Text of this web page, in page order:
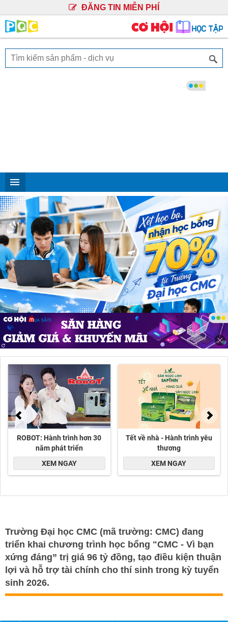
ĐĂNG TIN MIỄN PHÍ
Trường Đại học CMC (mã trường: CMC) đang
triển khai chương trình học bổng "CMC - Vì bạn
xứng đáng” trị giá 96 tỷ đồng, tạo điều kiện thuận
lợi và hỗ trợ tài chính cho thí sinh trong kỳ tuyển
sinh 2026.